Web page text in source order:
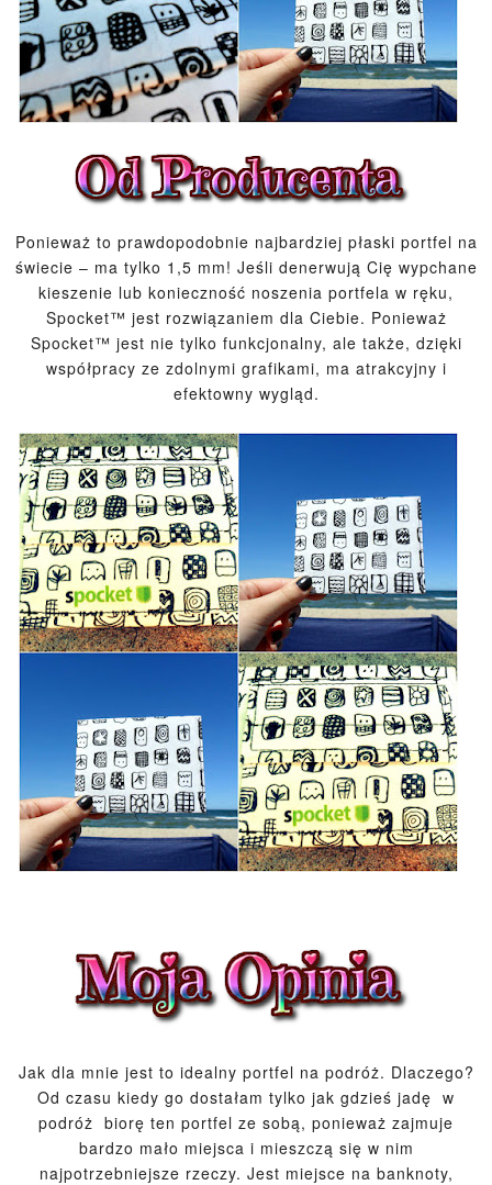
Ponieważ to prawdopodobnie najbardziej płaski portfel na
świecie – ma tylko 1,5 mm! Jeśli denerwują Cię wypchane
kieszenie lub konieczność noszenia portfela w ręku,
Spocket™ jest rozwiązaniem dla Ciebie. Ponieważ
Spocket™ jest nie tylko funkcjonalny, ale także, dzięki
współpracy ze zdolnymi grafikami, ma atrakcyjny i
efektowny wygląd.
Jak dla mnie jest to idealny portfel na podróż. Dlaczego?
Od czasu kiedy go dostałam tylko jak gdzieś jadę w
podróż biorę ten portfel ze sobą, ponieważ zajmuje
bardzo mało miejsca i mieszczą się w nim
najpotrzebniejsze rzeczy. Jest miejsce na banknoty,